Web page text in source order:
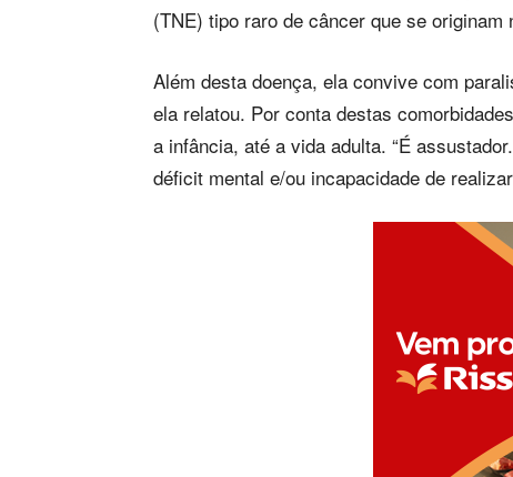
(TNE) tipo raro de câncer que se
Além desta doença, ela convive com
ela relatou. Por conta destas
a infância, até a vida adulta. “É
déficit mental e/ou incapacidade de